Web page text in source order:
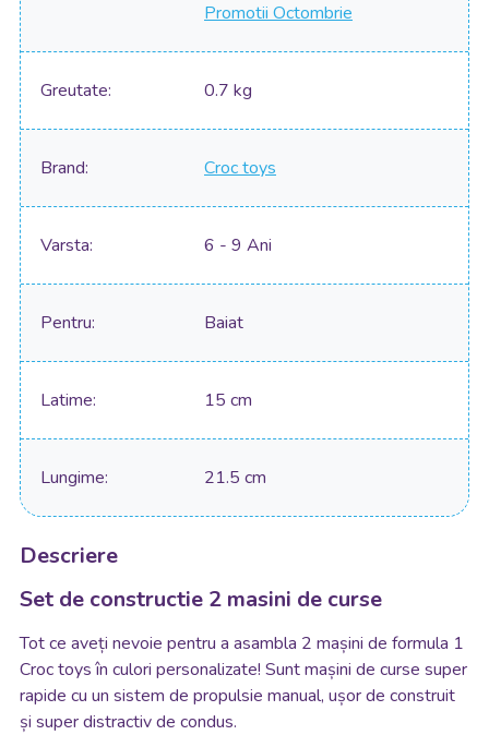
Promotii Octombrie
Greutate 0.7 kg
Brand Croc toys
Varsta 6 - 9 Ani
Pentru Baiat
Latime 15 cm
Lungime 21.5 cm
Descriere
Set de constructie 2 masini de curse
Tot ce aveți nevoie pentru a asambla 2 mașini de formula 1
Croc toys în culori personalizate! Sunt mașini de curse super
rapide cu un sistem de propulsie manual, ușor de construit
și super distractiv de condus.